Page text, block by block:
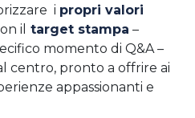
i propri valori
il target stampa –
momento di Q&A –
centro, pronto a offrire ai
appassionanti e